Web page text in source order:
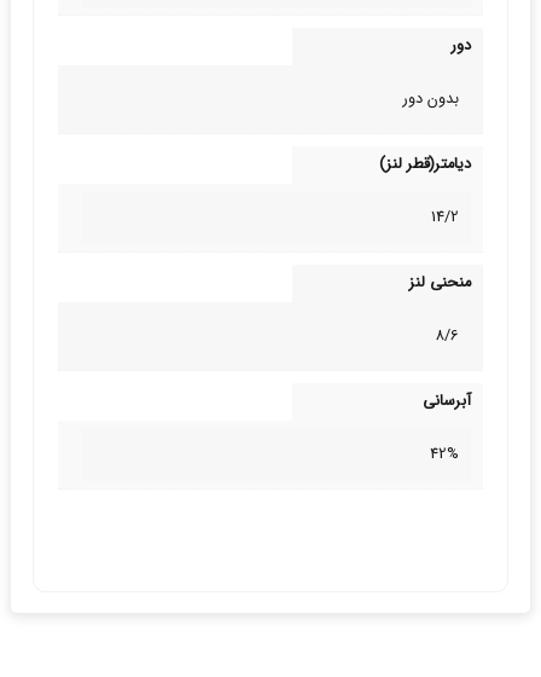
دور
بدون دور
دیامتر(قطر لنز)
14/2
منحنی لنز
8/6
آبرسانی
42%